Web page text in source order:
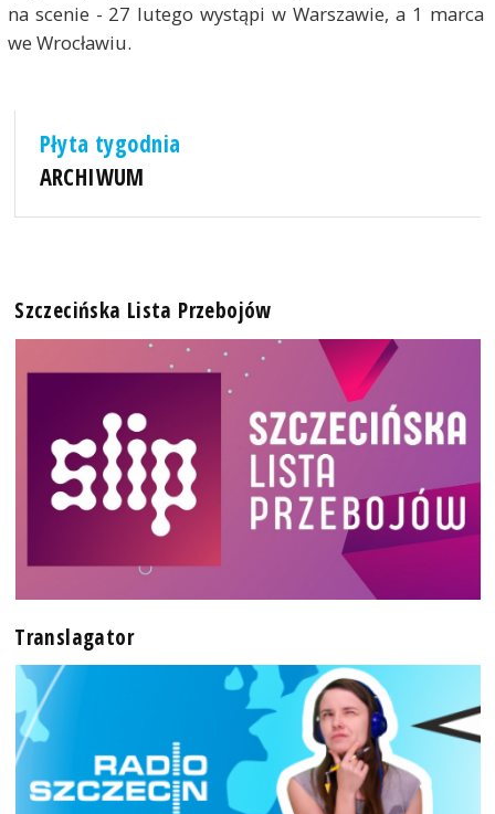
na scenie - 27 lutego wystąpi w Warszawie, a 1 marca
we Wrocławiu.
Płyta tygodnia
ARCHIWUM
Szczecińska Lista Przebojów
Translagator